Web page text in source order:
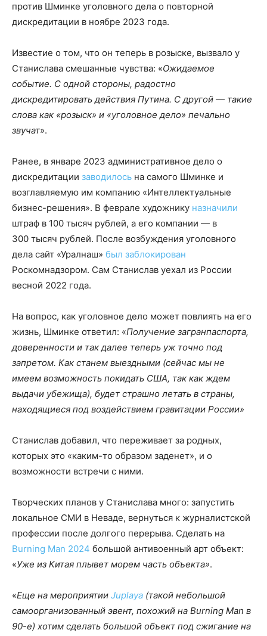
против Шминке уголовного дела о повторной
дискредитации в ноябре 2023 года.
Известие о том, что он теперь в розыске, вызвало у
Станислава смешанные чувства: «Ожидаемое
событие. С одной стороны, радостно
дискредитировать действия Путина. С другой — такие
слова как «розыск» и «уголовное дело» печально
звучат».
Ранее, в январе 2023 административное дело о
дискредитации заводилось на самого Шминке и
возглавляемую им компанию «Интеллектуальные
бизнес-решения». В феврале художнику назначили
штраф в 100 тысяч рублей, а его компании — в
300 тысяч рублей. После возбуждения уголовного
дела сайт «Уралнаш» был заблокирован
Роскомнадзором. Сам Станислав уехал из России
весной 2022 года.
На вопрос, как уголовное дело может повлиять на его
жизнь, Шминке ответил: «Получение загранпаспорта,
доверенности и так далее теперь уж точно под
запретом. Как станем выездными (сейчас мы не
имеем возможность покидать США, так как ждем
выдачи убежища), будет страшно летать в страны,
находящиеся под воздействием гравитации России»
Станислав добавил, что переживает за родных,
которых это «каким-то образом заденет», и о
возможности встречи с ними.
Творческих планов у Станислава много: запустить
локальное СМИ в Неваде, вернуться к журналистской
профессии после долгого перерыва. Сделать на
Burning Man 2024 большой антивоенный арт объект:
«Уже из Китая плывет морем часть объекта».
«Еще на мероприятии Juplaya (такой небольшой
самоорганизованный эвент, похожий на Burning Man в
90-е) хотим сделать большой объект под сжигание на